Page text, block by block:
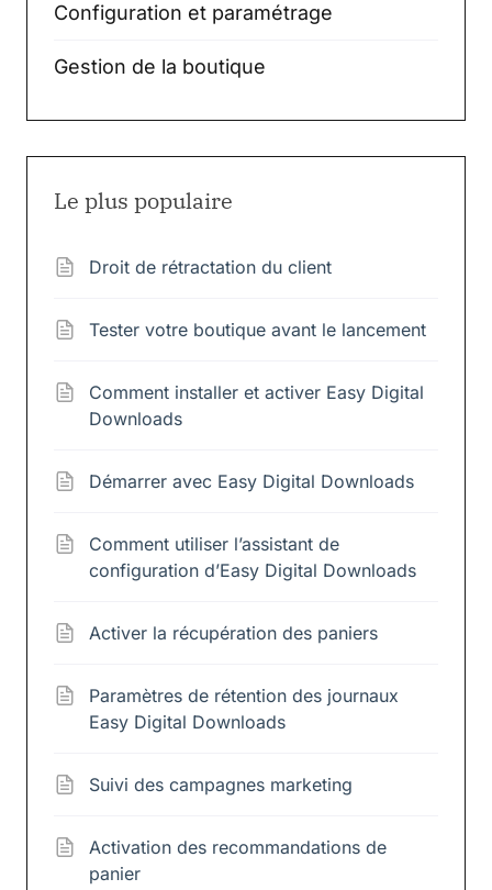
Configuration et paramétrage
Gestion de la boutique
Le plus populaire
Droit de rétractation du client
Tester votre boutique avant le lancement
Comment installer et activer Easy Digital
Downloads
Démarrer avec Easy Digital Downloads
Comment utiliser l’assistant de
configuration d’Easy Digital Downloads
Activer la récupération des paniers
Paramètres de rétention des journaux
Easy Digital Downloads
Suivi des campagnes marketing
Activation des recommandations de
panier